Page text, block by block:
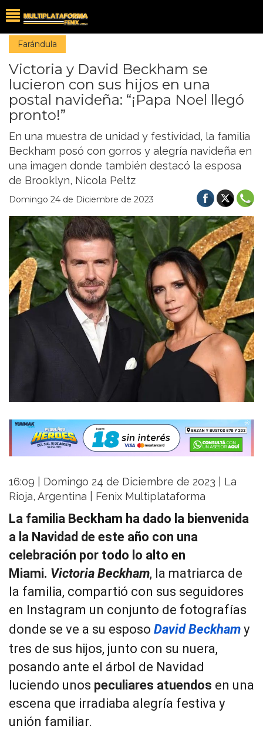
Farándula
Victoria y David Beckham se
lucieron con sus hijos en una
postal navideña: “¡Papa Noel llegó
pronto!”
En una muestra de unidad y festividad, la familia
Beckham posó con gorros y alegría navideña en
una imagen donde también destacó la esposa
de Brooklyn, Nicola Peltz
Domingo 24 de Diciembre de 2023
16:09 | Domingo 24 de Diciembre de 2023 | La
Rioja, Argentina | Fenix Multiplataforma
La familia Beckham ha dado la bienvenida
a la Navidad de este año con una
celebración por todo lo alto en
Miami. Victoria Beckham, la matriarca de
la familia, compartió con sus seguidores
en Instagram un conjunto de fotografías
donde se ve a su esposo David Beckham y
tres de sus hijos, junto con su nuera,
posando ante el árbol de Navidad
luciendo unos peculiares atuendos en una
escena que irradiaba alegría festiva y
unión familiar.